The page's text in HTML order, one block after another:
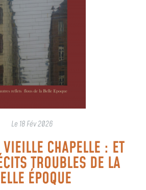
Le 18 Fév 2026
CHAPELLE : ET
TROUBLES DE LA
ÉPOQUE